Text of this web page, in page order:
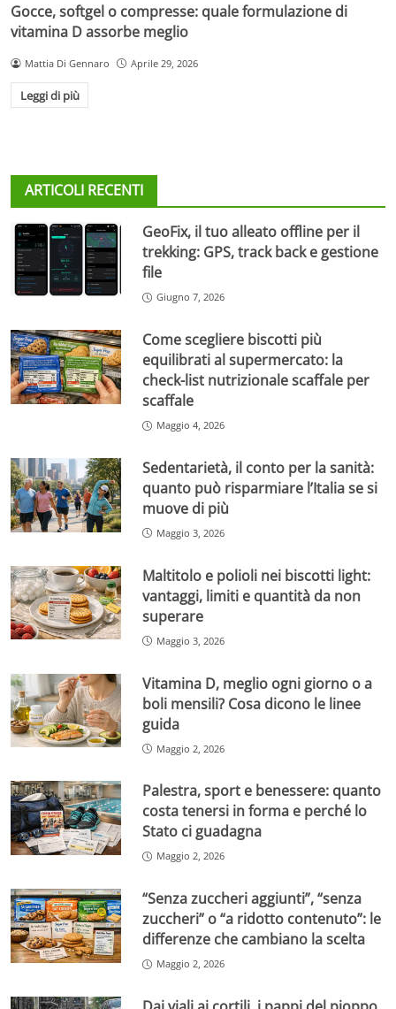
Gocce, softgel o compresse: quale formulazione di
vitamina D assorbe meglio
Mattia Di Gennaro Aprile 29, 2026
Leggi di più
ARTICOLI RECENTI
GeoFix, il tuo alleato offline per il
trekking: GPS, track back e gestione
file
Giugno 7, 2026
Come scegliere biscotti più
equilibrati al supermercato: la
check-list nutrizionale scaffale per
scaffale
Maggio 4, 2026
Sedentarietà, il conto per la sanità:
quanto può risparmiare l’Italia se si
muove di più
Maggio 3, 2026
Maltitolo e polioli nei biscotti light:
vantaggi, limiti e quantità da non
superare
Maggio 3, 2026
Vitamina D, meglio ogni giorno o a
boli mensili? Cosa dicono le linee
guida
Maggio 2, 2026
Palestra, sport e benessere: quanto
costa tenersi in forma e perché lo
Stato ci guadagna
Maggio 2, 2026
“Senza zuccheri aggiunti”, “senza
zuccheri” o “a ridotto contenuto”: le
differenze che cambiano la scelta
Maggio 2, 2026